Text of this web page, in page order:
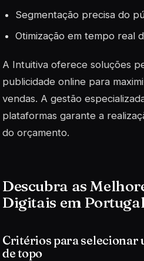
Segmentação precisa do
Otimização em tempo real
A Intuitiva oferece soluções
publicidade online para
vendas. A gestão
plataformas garante a
do orçamento.
Descubra as
Digitais em
Critérios para selecionar
de topo